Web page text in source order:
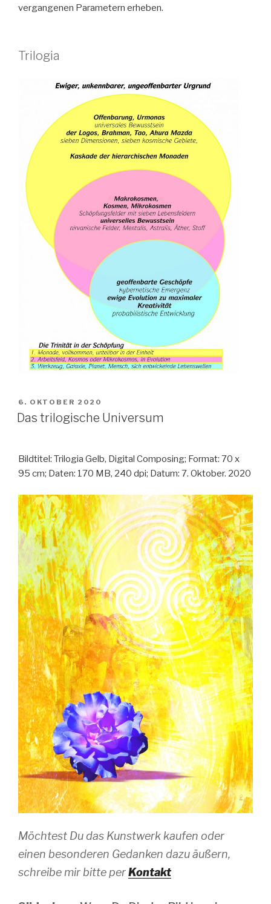
vergangenen Parametern erheben.
Trilogia
VERÖFFENTLICHT
AM
6. OKTOBER 2020
Das trilogische Universum
Bildtitel: Trilogia Gelb, Digital Composing; Format: 70 x
95 cm; Daten: 170 MB, 240 dpi; Datum: 7. Oktober. 2020
Möchtest Du das Kunstwerk kaufen oder
einen besonderen Gedanken dazu äußern,
schreibe mir bitte perKontakt